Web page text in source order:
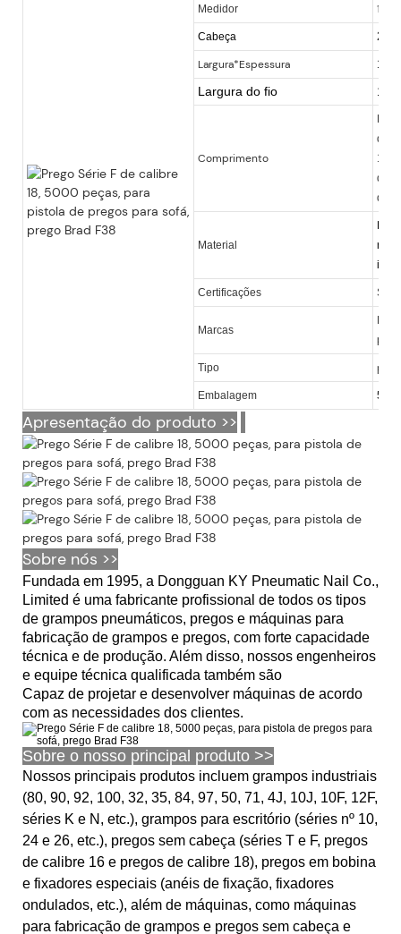
Medidor 18
Cabeça
Largura*Espessura
1,00
Largura do fio
Comprimento
De
de
18 e
Material
Fio
Certificações SGS
Marcas
KY,
para
Tipo
Embalagem
Apresentação do produto >>
Sobre nós >>
Fundada em 1995, a Dongguan KY Pneumatic Nail Co.,
Limited é uma fabricante profissional de todos os tipos
de grampos pneumáticos, pregos e máquinas para
fabricação de grampos e pregos, com forte capacidade
técnica e de produção. Além disso, nossos engenheiros
e equipe técnica qualificada também são
Capaz de projetar e desenvolver máquinas de acordo
com as necessidades dos clientes.
Sobre o nosso principal produto >>
Nossos principais produtos incluem grampos industriais
(80, 90, 92, 100, 32, 35, 84, 97, 50, 71, 4J, 10J, 10F, 12F,
séries K e N, etc.), grampos para escritório (séries nº 10,
24 e 26, etc.), pregos sem cabeça (séries T e F, pregos
de calibre 16 e pregos de calibre 18), pregos em bobina
e fixadores especiais (anéis de fixação, fixadores
ondulados, etc.), além de máquinas, como máquinas
para fabricação de grampos e pregos sem cabeça e